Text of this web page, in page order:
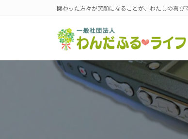
ツ
シ
関わった方々が笑顔になることが、わたしの喜びで